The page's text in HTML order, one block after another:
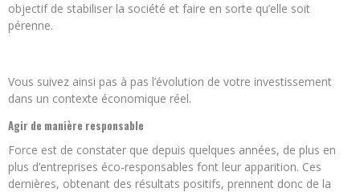
objectif de stabiliser la société et faire en sorte qu’elle soit
pérenne.
Vous suivez ainsi pas à pas l’évolution de votre investissement
dans un contexte économique réel.
Agir de manière responsable
Force est de constater que depuis quelques années, de plus en
plus d’entreprises éco-responsables font leur apparition. Ces
dernières, obtenant des résultats positifs, prennent donc de la